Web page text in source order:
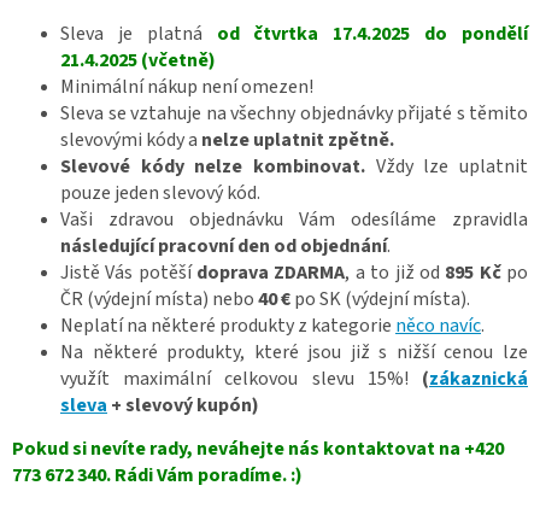
Sleva je platná od čtvrtka 17.4.2025 do pondělí
21.4.2025 (včetně)
Minimální nákup není omezen!
Sleva se vztahuje na všechny objednávky přijaté s těmito
slevovými kódy a nelze uplatnit zpětně.
Slevové kódy nelze kombinovat. Vždy lze uplatnit
pouze jeden slevový kód.
Vaši zdravou objednávku Vám odesíláme zpravidla
následující pracovní den od objednání.
Jistě Vás potěšídoprava ZDARMA, a to již od 895 Kčpo
ČR (výdejní místa) nebo40 €po SK (výdejní místa).
Neplatí na některé produkty z kategorie něco navíc.
Na některé produkty, které jsou již s nižší cenou lze
využít maximální celkovou slevu 15%! (zákaznická
sleva + slevový kupón)
Pokud si nevíte rady, neváhejte nás kontaktovat na +420
773 672 340. Rádi Vám poradíme. :)